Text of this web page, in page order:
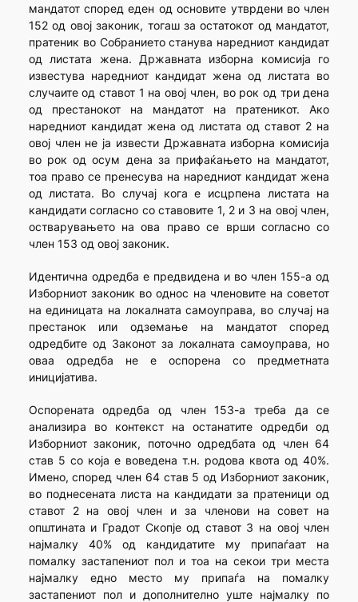
мандатот според еден од основите утврдени во член
152 од овој законик, тогаш за остатокот од мандатот,
пратеник во Собранието станува наредниот кандидат
од листата жена. Државната изборна комисија го
известува наредниот кандидат жена од листата во
случаите од ставот 1 на овој член, во рок од три дена
од престанокот на мандатот на пратеникот. Ако
наредниот кандидат жена од листата од ставот 2 на
овој член не ја извести Државната изборна комисија
во рок од осум дена за прифаќањето на мандатот,
тоа право се пренесува на наредниот кандидат жена
од листата. Во случај кога е исцрпена листата на
кандидати согласно со ставовите 1, 2 и 3 на овој член,
остварувањето на ова право се врши согласно со
член 153 од овој законик.
Идентична одредба е предвидена и во член 155-а од
Изборниот законик во однос на членовите на советот
на единицата на локалната самоуправа, во случај на
престанок или одземање на мандатот според
одредбите од Законот за локалната самоуправа, но
оваа одредба не е оспорена со предметната
иницијатива.
Оспорената одредба од член 153-а треба да се
анализира во контекст на останатите одредби од
Изборниот законик, поточно одредбата од член 64
став 5 со која е воведена т.н. родова квота од 40%.
Имено, според член 64 став 5 од Изборниот законик,
во поднесената листа на кандидати за пратеници од
ставот 2 на овој член и за членови на совет на
општината и Градот Скопје од ставот 3 на овој член
најмалку 40% од кандидатите му припаѓаат на
помалку застапениот пол и тоа на секои три места
најмалку едно место му припаѓа на помалку
застапениот пол и дополнително уште најмалку по